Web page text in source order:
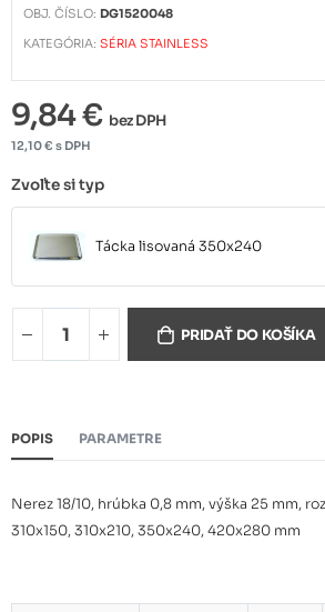
OBJ. ČÍSLO: DG1520048
KATEGÓRIA:SÉRIA STAINLESS
9,84 € bez DPH
12,10 € s DPH
Zvoľte si typ
Tácka lisovaná 350x240
Tácka lisovaná 420x280
PRIDAŤ DO KOŠÍKA
POPIS PARAMETRE
Nerez 18/10, hrúbka 0,8 mm, výška 25 mm,
310x150, 310x210, 350x240, 420x280 mm